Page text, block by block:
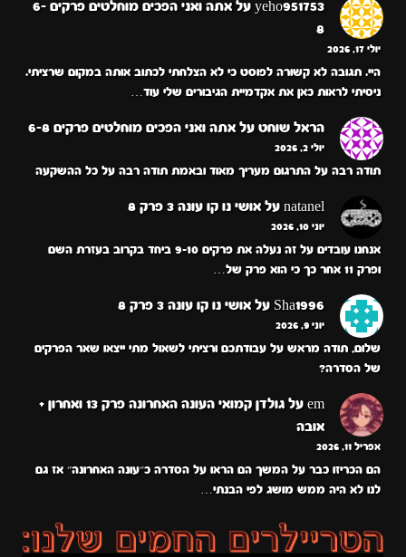
yeho951753 על
אתה ואני הפכים מוחלטים פרקים 6-
8
יולי 17, 2026
היי. תגובה לא קשורה לפוסט כי לא הצלחתי לכתוב אותה במקום שרציתי.
ניסיתי לראות כאן את אקדמיית הגיבורים שלי עוד…
הראל שוחט על אתה ואני הפכים מוחלטים פרקים 6-8
יולי 2, 2026
תודה רבה על התרגום מעריך מאוד ובאמת תודה רבה על כל ההשקעה
natanel על אושי נו קו עונה 3 פרק 8
יוני 10, 2026
אנחנו עובדים על זה נעלה את פרקים 9-10 ביחד בקרוב בעזרת השם
ופרק 11 אחר כך כי הוא פרק של…
Sha1996 על אושי נו קו עונה 3 פרק 8
יוני 9, 2026
שלום, תודה מראש על עבודתכם ורציתי לשאול מתי ייצאו שאר הפרקים
של הסדרה?
em על
גולדן קמואי העונה האחרונה פרק 13 ואחרון +
אובה
אפריל 11, 2026
הם הכריזו כבר על המשך הם הראו על הסדרה כ״עונה האחרונה״ אז גם
לנו לא היה ממש מושג לפי הבנתי…